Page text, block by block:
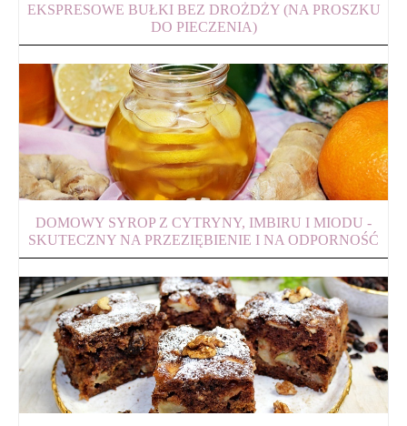
EKSPRESOWE BUŁKI BEZ DROŻDŻY (NA PROSZKU
DO PIECZENIA)
DOMOWY SYROP Z CYTRYNY, IMBIRU I MIODU -
SKUTECZNY NA PRZEZIĘBIENIE I NA ODPORNOŚĆ